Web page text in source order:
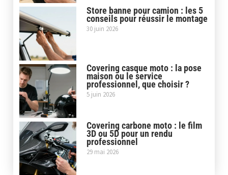
Store banne pour camion : les 5
conseils pour réussir le montage
30 juin 2026
Covering casque moto : la pose
maison ou le service
professionnel, que choisir ?
5 juin 2026
Covering carbone moto : le film
3D ou 5D pour un rendu
professionnel
29 mai 2026